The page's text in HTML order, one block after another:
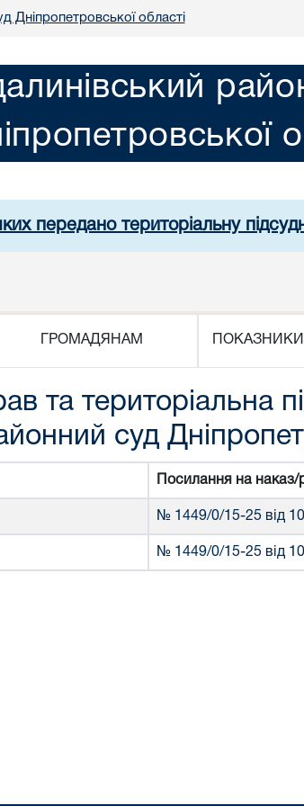
Дніпропетровської області
передано територіальну
ГРОМАДЯНАМ ПОКАЗНИКИ
та територіальна
суд
Посилання на
№ 1449/0/15-25 від
№ 1449/0/15-25 від